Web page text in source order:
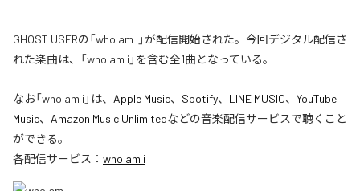
GHOST USERの「who am i」が配信開始された。今回デジタル配信さ
れた楽曲は、「who am i」を含む全1曲となっている。
なお「who am i 」は、 Apple Music、 Spotify、 LINE MUSIC、 YouTube
Music、 Amazon Music Unlimitedなどの音楽配信サービスで聴くこと
ができる。
各配信サービス： who am i